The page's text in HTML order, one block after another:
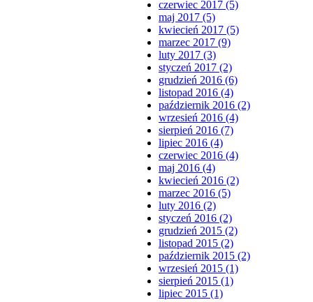
czerwiec 2017 (5)
maj 2017 (5)
kwiecień 2017 (5)
marzec 2017 (9)
luty 2017 (3)
styczeń 2017 (2)
grudzień 2016 (6)
listopad 2016 (4)
październik 2016 (2)
wrzesień 2016 (4)
sierpień 2016 (7)
lipiec 2016 (4)
czerwiec 2016 (4)
maj 2016 (4)
kwiecień 2016 (2)
marzec 2016 (5)
luty 2016 (2)
styczeń 2016 (2)
grudzień 2015 (2)
listopad 2015 (2)
październik 2015 (2)
wrzesień 2015 (1)
sierpień 2015 (1)
lipiec 2015 (1)